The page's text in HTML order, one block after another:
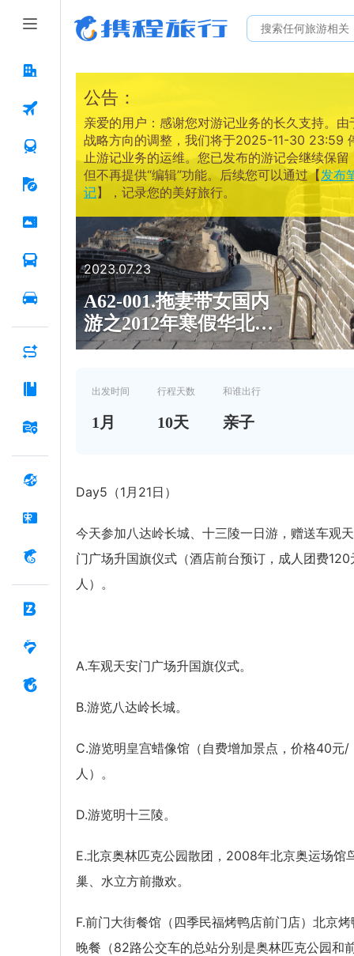
公告：
亲爱的用户：感谢您对游记业务的长久支持。由
战略方向的调整，我们将于2025-11-30 23:59
止游记业务的运维。您已发布的游记会继续保留
但不再提供“编辑”功能。后续您可以通过【发布
记】，记录您的美好旅行。
2023.07.23
A62-001.拖妻带女国内
游之2012年寒假华北游
（D5）
出发时间
1 月
行程天数
10天
和谁出行
亲子
Day5（1月21日）
今天参加八达岭长城、十三陵一日游，赠送车观
门广场升国旗仪式（酒店前台预订，成人团费
人）。
A.车观天安门广场升国旗仪式。
B.游览八达岭长城。
C.游览明皇宫蜡像馆（自费增加景点，价格40元/
人）。
D.游览明十三陵。
E.北京奥林匹克公园散团，2008年北京奥运场馆
巢、水立方前撒欢。
F.前门大街餐馆（四季民福烤鸭店前门店）北京烤
晚餐（82路公交车的总站分别是奥林匹克公园和